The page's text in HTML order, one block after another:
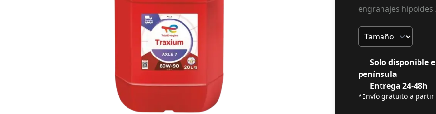
engranajes hipoides
Tamaño
Solo disponible
península
Entrega 24-48h
*Envío gratuito a partir